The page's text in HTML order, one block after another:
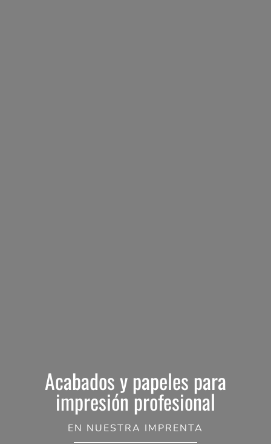
Acabados y papeles para
impresión profesional
EN NUESTRA IMPRENTA